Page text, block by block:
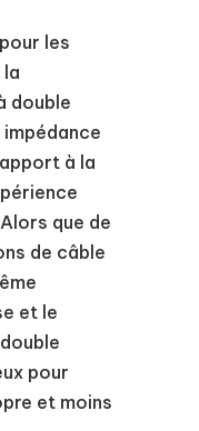
les
double
à la
que de
de câble
et le
pour
et moins